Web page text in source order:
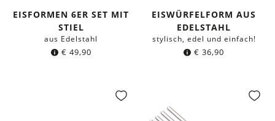
EISFORMEN 6ER SET MIT
STIEL
aus Edelstahl
€ 49,90
EISWÜRFELFORM AUS
EDELSTAHL
stylisch, edel und einfach!
€ 36,90